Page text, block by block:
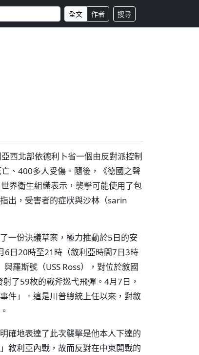
全文 作者 搜尋
西北部依德利卜省一個由反對派控制
、400多人受傷。隨後，《德國之聲
界衛生組織表示，襲擊可能使用了包
出，受害者的症狀與沙林（sarin
一份決議草案，極力推動於5日的安
6日20時至21時（敘利亞時間7日3時
羅斯號（USS Ross），對位於敘國
了59枚的戰斧巡弋飛彈。4月7日，
件」。這是川普總統上任以來，對敘
確地表達了此次襲擊是他本人下達的
敘利亞內戰，故而反對在中東開戰的